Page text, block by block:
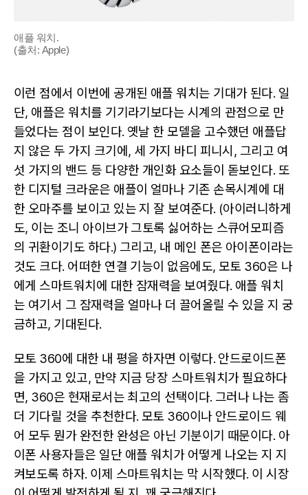
애플 워치.
(출처: Apple)
이런 점에서 이번에 공개된 애플 워치는 기대가 된다. 일
단, 애플은 워치를 기기라기보다는 시계의 관점으로 만
들었다는 점이 보인다. 옛날 한 모델을 고수했던 애플답
지 않은 두 가지 크기에, 세 가지 바디 피니시, 그리고 여
섯 가지의 밴드 등 다양한 개인화 요소들이 돋보인다. 또
한 디지털 크라운은 애플이 얼마나 기존 손목시계에 대
한 오마주를 보이고 있는 지 잘 보여준다. (아이러니하게
도, 이는 조니 아이브가 그토록 싫어하는 스큐어모피즘
의 귀환이기도 하다.) 그리고, 내 메인 폰은 아이폰이라는
것도 크다. 어떠한 연결 기능이 없음에도, 모토 360은 나
에게 스마트워치에 대한 잠재력을 보여줬다. 애플 워치
는 여기서 그 잠재력을 얼마나 더 끌어올릴 수 있을 지 궁
금하고, 기대된다.
모토 360에 대한 내 평을 하자면 이렇다. 안드로이드폰
을 가지고 있고, 만약 지금 당장 스마트워치가 필요하다
면, 360은 현재로서는 최고의 선택이다. 그러나 나는 좀
더 기다릴 것을 추천한다. 모토 360이나 안드로이드 웨
어 모두 뭔가 완전한 완성은 아닌 기분이기 때문이다. 아
이폰 사용자들은 일단 애플 워치가 어떻게 나오는 지 지
켜보도록 하자. 이제 스마트워치는 막 시작했다. 이 시장